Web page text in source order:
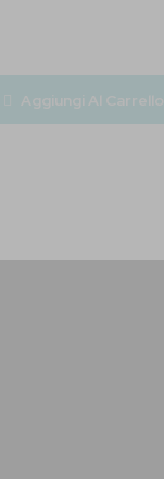
Aggiungi Al Carrello